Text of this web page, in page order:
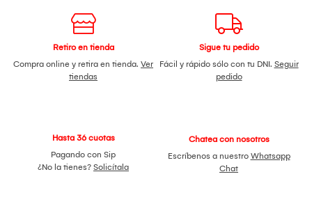
Retiro en tienda
Compra online y retira en tienda. Ver
tiendas
Sigue tu pedido
Fácil y rápido sólo con tu DNI. Seguir
pedido
Hasta 36 cuotas
Pagando con Sip
¿No la tienes? Solicítala
Chatea con nosotros
Escríbenos a nuestro Whatsapp
Chat